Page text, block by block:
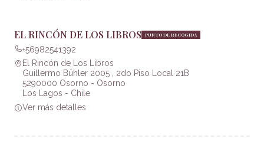
EL RINCÓN DE LOS LIBROS PUNTO DE RECOGIDA
+56982541392
El Rincón de Los Libros
Guillermo Bühler 2005 , 2do Piso Local 21B
5290000 Osorno - Osorno
Los Lagos - Chile
Ver más detalles